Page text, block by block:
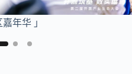
嘉年华 」